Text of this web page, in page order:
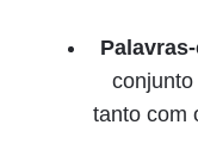
tanto com